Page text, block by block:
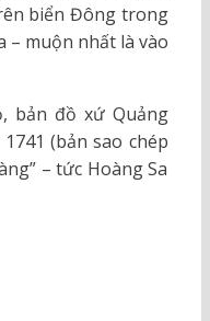
biển Đông trong
– muộn nhất là vào
bản đồ xứ Quảng
(bản sao chép
– tức Hoàng Sa